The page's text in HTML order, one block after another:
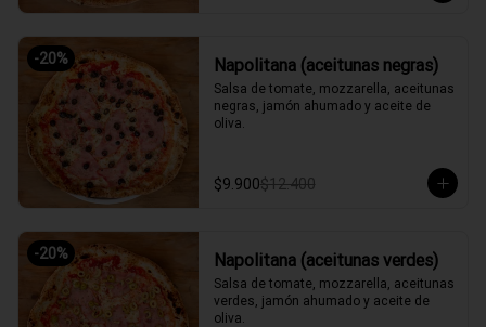
-20% Napolitana (aceitunas negras)
Salsa de tomate, mozzarella, aceitunas
negras, jamón ahumado y aceite de
oliva.
$9.900$12.400
-20% Napolitana (aceitunas verdes)
Salsa de tomate, mozzarella, aceitunas
verdes, jamón ahumado y aceite de
oliva.